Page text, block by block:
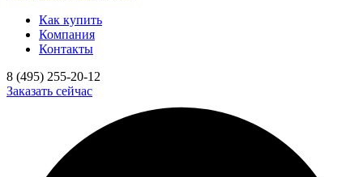
Как купить
Компания
Контакты
8 (495) 255-20-12
Заказать сейчас